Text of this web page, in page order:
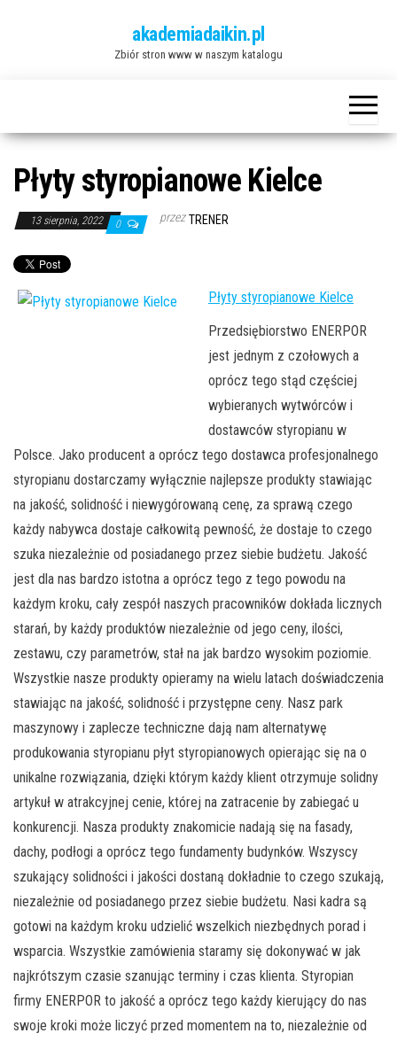
akademiadaikin.pl
Zbiór stron www w naszym katalogu
Płyty styropianowe Kielce
13 sierpnia, 2022 0 przez TRENER
Płyty styropianowe Kielce
Przedsiębiorstwo ENERPOR
jest jednym z czołowych a
oprócz tego stąd częściej
wybieranych wytwórców i
dostawców styropianu w
Polsce. Jako producent a oprócz tego dostawca profesjonalnego
styropianu dostarczamy wyłącznie najlepsze produkty stawiając
na jakość, solidność i niewygórowaną cenę, za sprawą czego
każdy nabywca dostaje całkowitą pewność, że dostaje to czego
szuka niezależnie od posiadanego przez siebie budżetu. Jakość
jest dla nas bardzo istotna a oprócz tego z tego powodu na
każdym kroku, cały zespół naszych pracowników dokłada licznych
starań, by każdy produktów niezależnie od jego ceny, ilości,
zestawu, czy parametrów, stał na jak bardzo wysokim poziomie.
Wszystkie nasze produkty opieramy na wielu latach doświadczenia
stawiając na jakość, solidność i przystępne ceny. Nasz park
maszynowy i zaplecze techniczne dają nam alternatywę
produkowania styropianu płyt styropianowych opierając się na o
unikalne rozwiązania, dzięki którym każdy klient otrzymuje solidny
artykuł w atrakcyjnej cenie, której na zatracenie by zabiegać u
konkurencji. Nasza produkty znakomicie nadają się na fasady,
dachy, podłogi a oprócz tego fundamenty budynków. Wszyscy
szukający solidności i jakości dostaną dokładnie to czego szukają,
niezależnie od posiadanego przez siebie budżetu. Nasi kadra są
gotowi na każdym kroku udzielić wszelkich niezbędnych porad i
wsparcia. Wszystkie zamówienia staramy się dokonywać w jak
najkrótszym czasie szanując terminy i czas klienta. Styropian
firmy ENERPOR to jakość a oprócz tego każdy kierujący do nas
swoje kroki może liczyć przed momentem na to, niezależnie od